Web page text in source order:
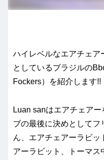
ハイレベルなエアチェア
としているブラジルの
Fockers）を紹介します!!
Luan sanはエアチェア
ブの最後に決めとしてフ
ん、エアチェアーラビッ
アーラビット、トーマス